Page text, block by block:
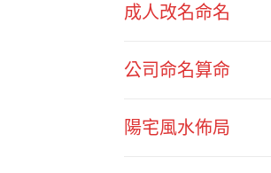
成人改名命名
公司命名算命
陽宅風水佈局